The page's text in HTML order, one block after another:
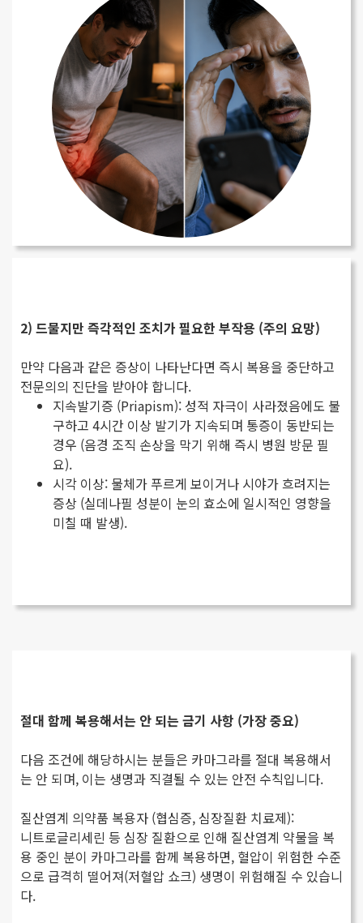
2) 드물지만 즉각적인 조치가 필요한 부작용 (주의 요망)
만약 다음과 같은 증상이 나타난다면 즉시 복용을 중단하고
전문의의 진단을 받아야 합니다.
지속발기증 (Priapism): 성적 자극이 사라졌음에도 불
구하고 4시간 이상 발기가 지속되며 통증이 동반되는
경우 (음경 조직 손상을 막기 위해 즉시 병원 방문 필
요).
시각 이상: 물체가 푸르게 보이거나 시야가 흐려지는
증상 (실데나필 성분이 눈의 효소에 일시적인 영향을
미칠 때 발생).
절대 함께 복용해서는 안 되는 금기 사항 (가장 중요)
다음 조건에 해당하시는 분들은 카마그라를 절대 복용해서
는 안 되며, 이는 생명과 직결될 수 있는 안전 수칙입니다.
질산염계 의약품 복용자 (협심증, 심장질환 치료제):
니트로글리세린 등 심장 질환으로 인해 질산염계 약물을 복
용 중인 분이 카마그라를 함께 복용하면, 혈압이 위험한 수준
으로 급격히 떨어져(저혈압 쇼크) 생명이 위험해질 수 있습니
다.